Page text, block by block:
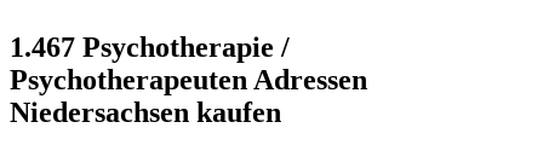
1.467 Psychotherapie /
Psychotherapeuten Adressen
Niedersachsen kaufen